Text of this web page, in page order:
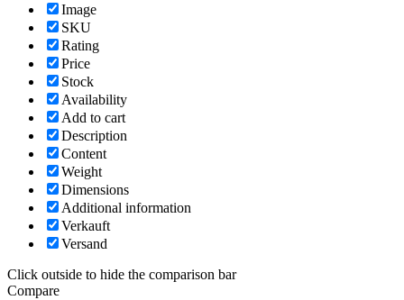
Image
SKU
Rating
Price
Stock
Availability
Add to cart
Description
Content
Weight
Dimensions
Additional information
Verkauft
Versand
Click outside to hide the comparison bar
Compare